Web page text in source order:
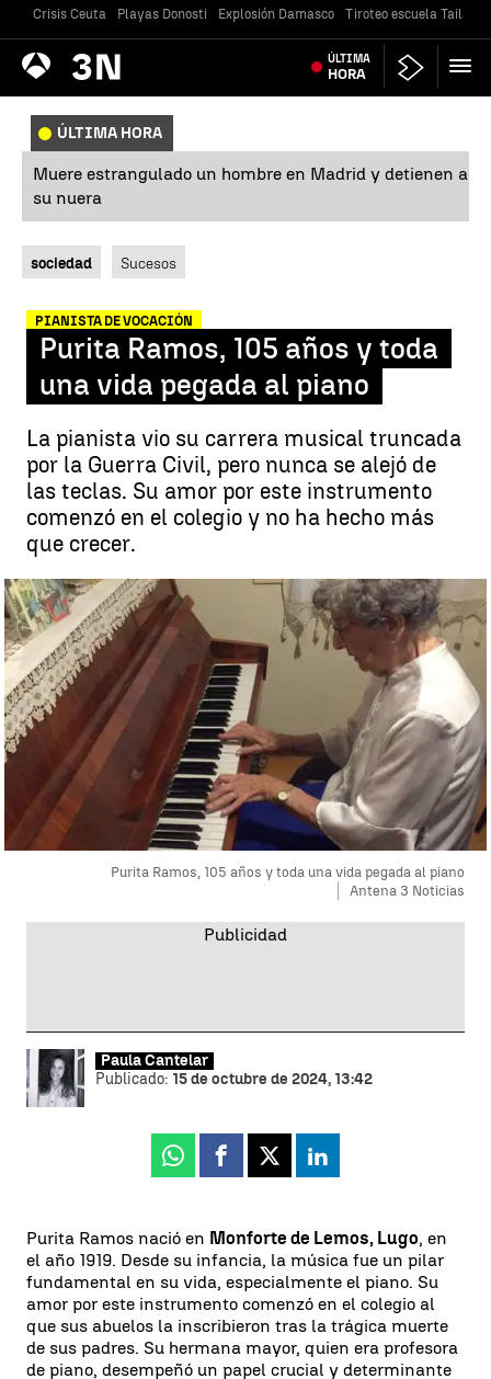
Crisis Ceuta Playas Donosti Explosión Damasco Tiroteo escuela
Antena
3 Noticias ÚLTIMA
HORA
ÚLTIMA HORA
Muere estrangulado un hombre en Madrid y detienen a
su nuera
sociedad Sucesos
PIANISTA DE VOCACIÓN
Purita Ramos, 105 años y toda
una vida pegada al piano
La pianista vio su carrera musical truncada
por la Guerra Civil, pero nunca se alejó de
las teclas. Su amor por este instrumento
comenzó en el colegio y no ha hecho más
que crecer.
Purita Ramos, 105 años y toda una vida pegada al piano
Antena 3 Noticias
Paula Cantelar
Publicado: 15 de octubre de 2024, 13:42
Whatsapp
Facebook
X Linkedin
Purita Ramos nació en Monforte de Lemos, Lugo, en
el año 1919. Desde su infancia, la música fue un pilar
fundamental en su vida, especialmente el piano. Su
amor por este instrumento comenzó en el colegio al
que sus abuelos la inscribieron tras la trágica muerte
de sus padres. Su hermana mayor, quien era profesora
de piano, desempeñó un papel crucial y determinante